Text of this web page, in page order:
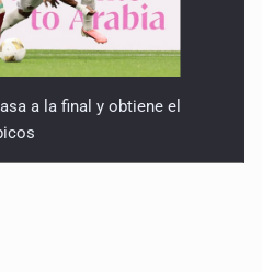
a la final y obtiene el